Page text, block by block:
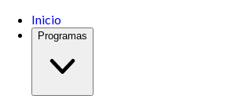
Inicio
Programas